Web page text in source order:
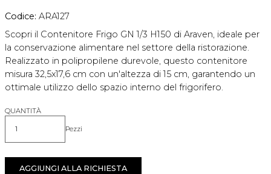
Codice: ARA127
Scopri il Contenitore Frigo GN 1/3 H150 di Araven, ideale per
la conservazione alimentare nel settore della ristorazione.
Realizzato in polipropilene durevole, questo contenitore
misura 32,5x17,6 cm con un'altezza di 15 cm, garantendo un
ottimale utilizzo dello spazio interno del frigorifero.
QUANTITÀ
Quantità Pezzi
AGGIUNGI ALLA RICHIESTA